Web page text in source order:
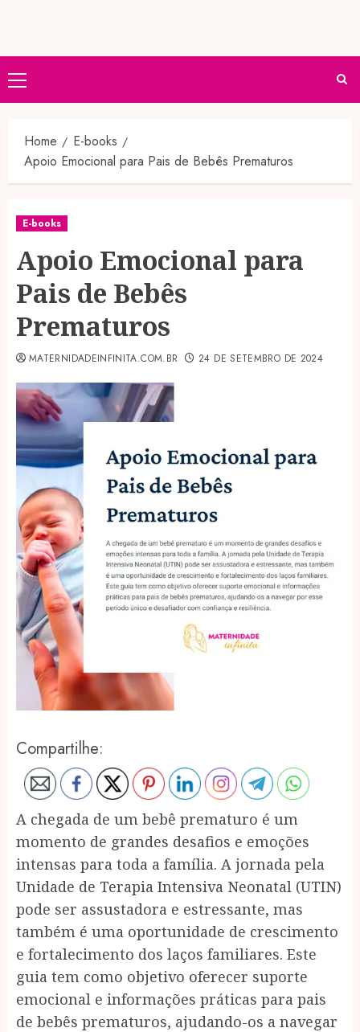
Primary
Menu
Home
E-books
Apoio Emocional para Pais de Bebês Prematuros
E-books
Apoio Emocional para
Pais de Bebês
Prematuros
MATERNIDADEINFINITA.COM.BR 24 DE SETEMBRO DE 2024
Compartilhe:
A chegada de um bebê prematuro é um
momento de grandes desafios e emoções
intensas para toda a família. A jornada pela
Unidade de Terapia Intensiva Neonatal (UTIN)
pode ser assustadora e estressante, mas
também é uma oportunidade de crescimento
e fortalecimento dos laços familiares. Este
guia tem como objetivo oferecer suporte
emocional e informações práticas para pais
de bebês prematuros, ajudando-os a navegar